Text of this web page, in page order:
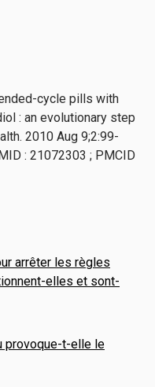
cycle pills with
: an evolutionary step
2010 Aug 9;2:99-
: 21072303 ; PMCID
arrêter les règles
elles et sont-
provoque-t-elle le